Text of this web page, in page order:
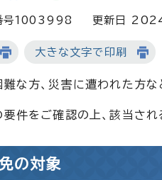
号1003998 更新日 2024
大きな文字で印刷
難な方、災害に遭われた方
件をご確認の上、該当され
の対象